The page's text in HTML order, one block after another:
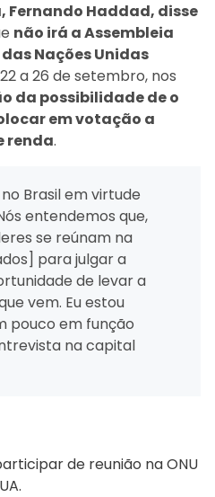
Fernando Haddad, disse
não irá a Assembleia
Nações Unidas
a 26 de setembro, nos
da possibilidade de o
em votação a
renda.
Brasil em virtude
entendemos que,
se reúnam na
para julgar a
de levar a
vem. Eu estou
pouco em função
na capital
de reunião na ONU